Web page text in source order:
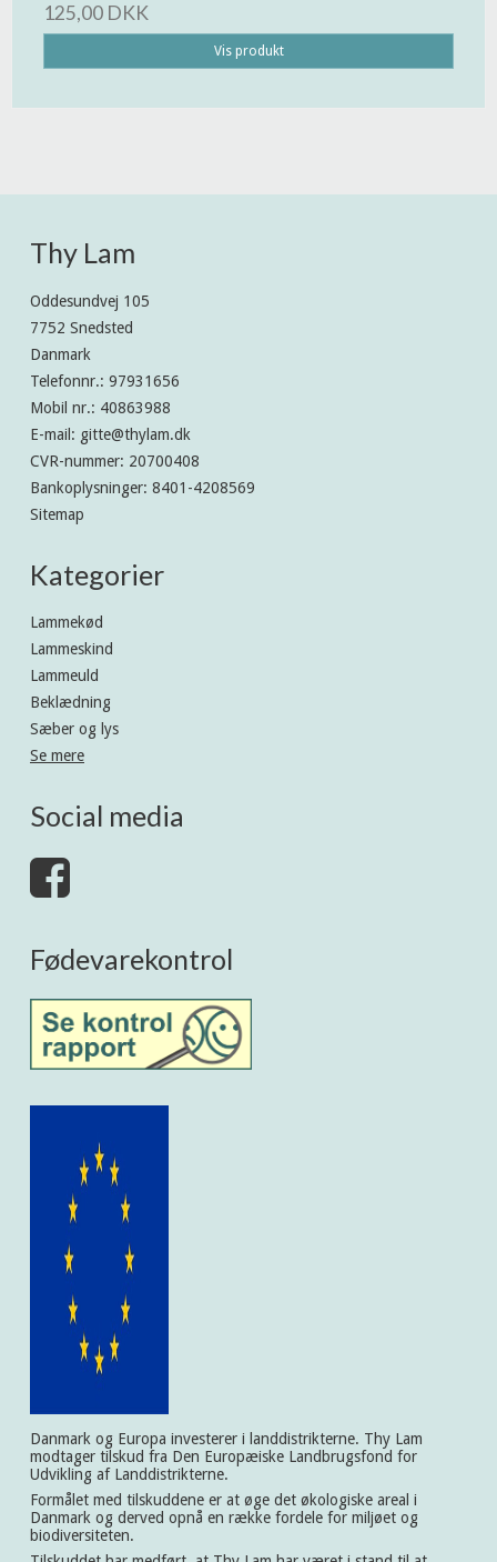
125,00 DKK
Vis produkt
Thy Lam
Oddesundvej 105
7752 Snedsted
Danmark
Telefonnr.: 97931656
Mobil nr.: 40863988
E-mail : gitte@thylam.dk
CVR-nummer: 20700408
Bankoplysninger: 8401-4208569
Sitemap
Kategorier
Lammekød
Lammeskind
Lammeuld
Beklædning
Sæber og lys
Se mere
Social media
Fødevarekontrol
Danmark og Europa investerer i landdistrikterne. Thy Lam
modtager tilskud fra Den Europæiske Landbrugsfond for
Udvikling af Landdistrikterne.
Formålet med tilskuddene er at øge det økologiske areal i
Danmark og derved opnå en række fordele for miljøet og
biodiversiteten.